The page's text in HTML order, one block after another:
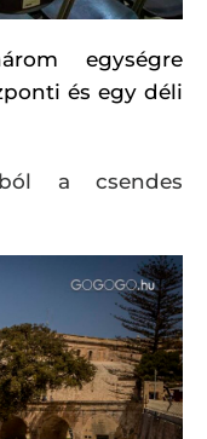
egységre
és egy déli
a csendes